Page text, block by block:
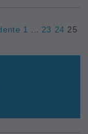
1 23 24 25